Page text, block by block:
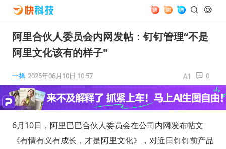
阿里合伙人委员会内网发帖：钉钉管理“不是
阿里文化该有的样子"
一择 2026年06月10日 10:57 0
6月10日，阿里巴巴合伙人委员会在公司内网发布帖文
《有情有义有成长，才是阿里文化》，对近日钉钉前产品